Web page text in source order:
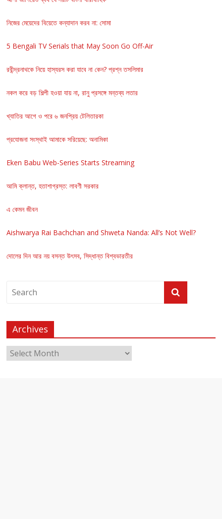
নিজের মেয়েদের বিয়েতে কন্যাদান করব না: সোমা
5 Bengali TV Serials that May Soon Go Off-Air
রবীন্দ্রনাথকে নিয়ে হাস্যরস করা যাবে না কেন? প্রশ্ন তসলিমার
নকল করে বড় শিল্পী হওয়া যায় না, রানু প্রসঙ্গে মন্তব্য লতার
খ্যাতির আগে ও পরে ৬ জনপ্রিয় টেলিতারকা
প্রযোজনা সংস্থাই আমাকে সরিয়েছে: অনামিকা
Eken Babu Web-Series Starts Streaming
আমি ক্লান্ত, হতাশাগ্রস্ত: লাবণী সরকার
এ কেমন জীবন
Aishwarya Rai Bachchan and Shweta Nanda: All’s Not Well?
দোলের দিন আর নয় বসন্ত উৎসব, সিদ্ধান্ত বিশ্বভারতীর
Archives